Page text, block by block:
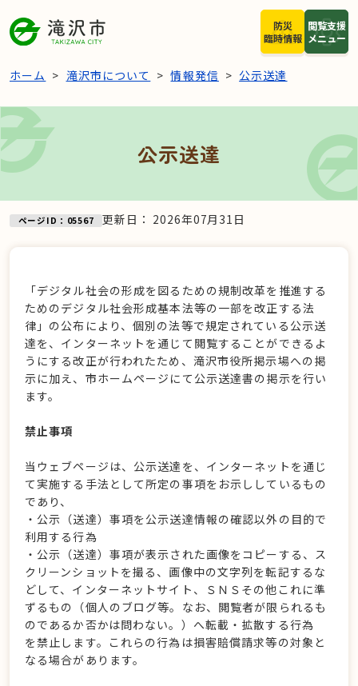
閲覧支援
メニュー
防災
臨時情報
ホーム 滝沢市について 情報発信 公示送達
公示送達
ページID：05567 更新日： 2026年07月31日
「デジタル社会の形成を図るための規制改革を推進する
ためのデジタル社会形成基本法等の一部を改正する法
律」の公布により、個別の法等で規定されている公示送
達を、インターネットを通じて閲覧することができるよ
うにする改正が行われたため、滝沢市役所掲示場への掲
示に加え、市ホームページにて公示送達書の掲示を行い
ます。
禁止事項
当ウェブページは、公示送達を、インターネットを通じ
て実施する手法として所定の事項をお示ししているもの
であり、
・公示（送達）事項を公示送達情報の確認以外の目的で
利用する行為
・公示（送達）事項が表示された画像をコピーする、ス
クリーンショットを撮る、画像中の文字列を転記するな
どして、インターネットサイト、ＳＮＳその他これに準
ずるもの（個人のブログ等。なお、閲覧者が限られるも
のであるか否かは問わない。）へ転載・拡散する行為
を禁止します。これらの行為は損害賠償請求等の対象と
なる場合があります。